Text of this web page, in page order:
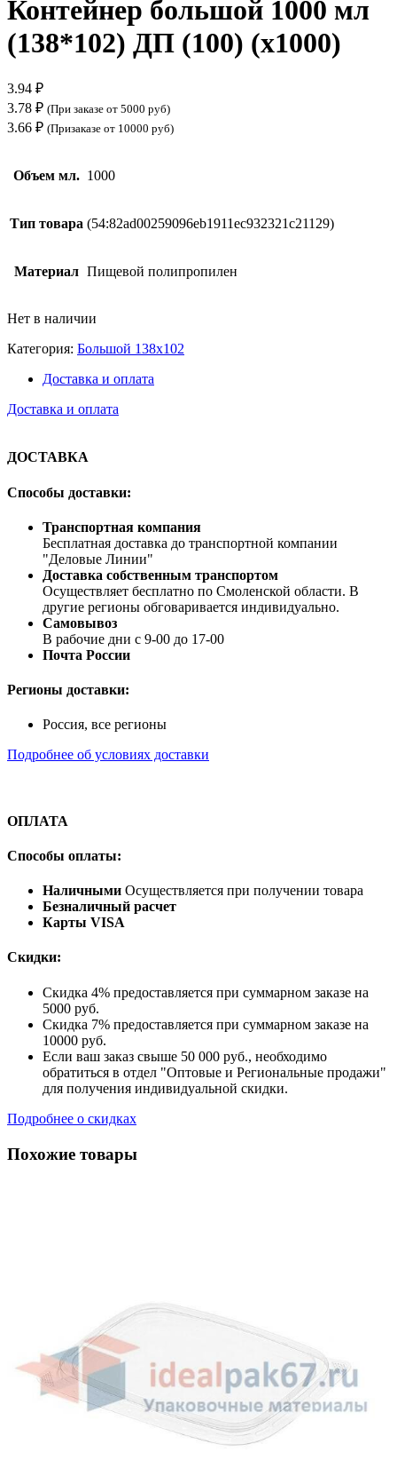
Контейнер большой 1000 мл
(138*102) ДП (100) (х1000)
3.94 ₽
3.78 ₽ (При заказе от 5000 руб)
3.66 ₽ (Призаказе от 10000 руб)
Объем мл. 1000
Тип товара (54:82ad00259096eb1911ec932321c21129)
Материал Пищевой полипропилен
Нет в наличии
Категория: Большой 138х102
Доставка и оплата
Доставка и оплата
ДОСТАВКА
Способы доставки:
Транспортная компания
Бесплатная доставка до транспортной компании
"Деловые Линии"
Доставка собственным транспортом
Осуществляет бесплатно по Смоленской области. В
другие регионы обговаривается индивидуально.
Самовывоз
В рабочие дни с 9-00 до 17-00
Почта России
Регионы доставки:
Россия, все регионы
Подробнее об условиях доставки
ОПЛАТА
Способы оплаты:
Наличными Осуществляется при получении товара
Безналичный расчет
Карты VISA
Скидки:
Скидка 4% предоставляется при суммарном заказе на
5000 руб.
Скидка 7% предоставляется при суммарном заказе на
10000 руб.
Если ваш заказ свыше 50 000 руб., необходимо
обратиться в отдел "Оптовые и Региональные продажи"
для получения индивидуальной скидки.
Подробнее о скидках
Похожие товары